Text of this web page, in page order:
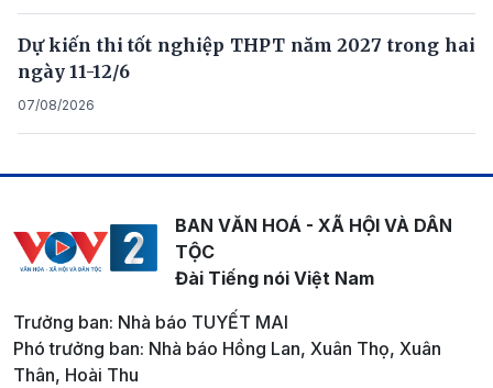
Dự kiến thi tốt nghiệp THPT năm 2027 trong hai
ngày 11-12/6
07/08/2026
BAN VĂN HOÁ - XÃ HỘI VÀ DÂN
TỘC
Đài Tiếng nói Việt Nam
Trưởng ban: Nhà báo TUYẾT MAI
Phó trưởng ban: Nhà báo Hồng Lan, Xuân Thọ, Xuân
Thân, Hoài Thu